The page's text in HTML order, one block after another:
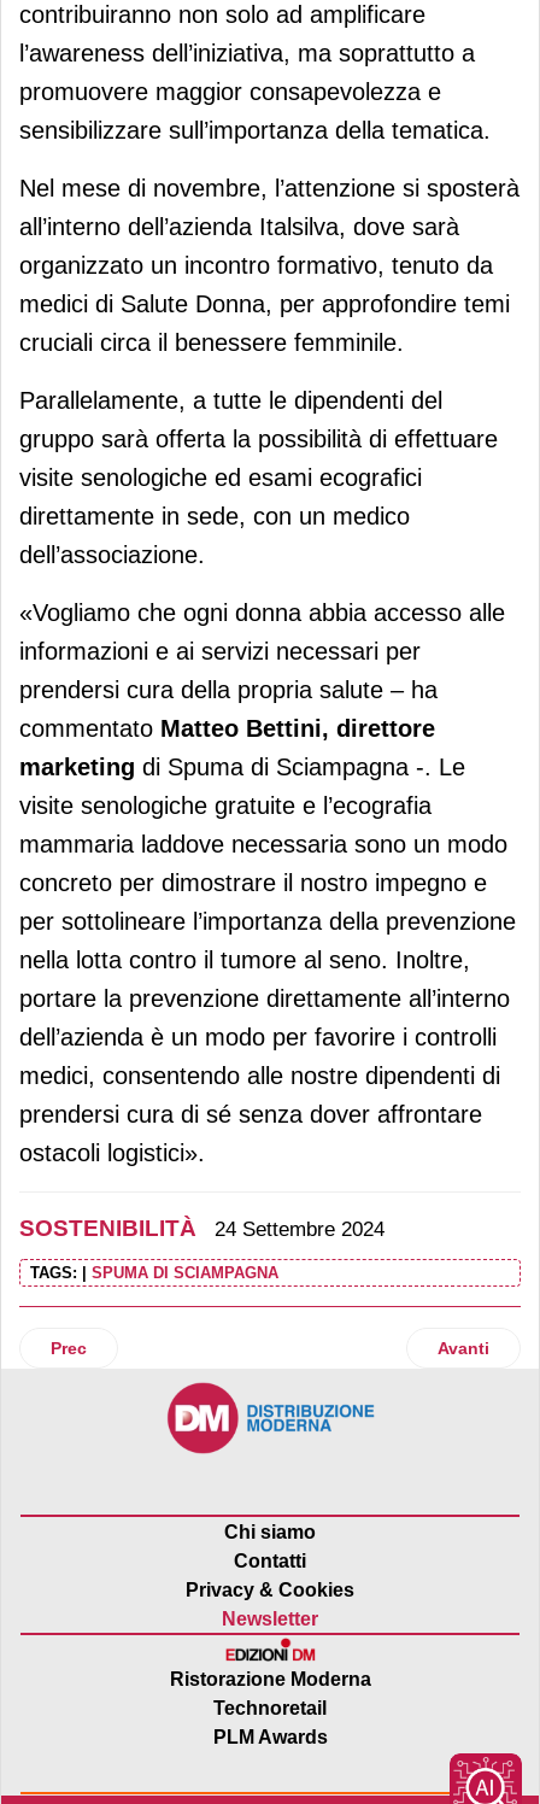
contribuiranno non solo ad amplificare
l’awareness dell’iniziativa, ma soprattutto a
promuovere maggior consapevolezza e
sensibilizzare sull’importanza della tematica.
Nel mese di novembre, l’attenzione si sposterà
all’interno dell’azienda Italsilva, dove sarà
organizzato un incontro formativo, tenuto da
medici di Salute Donna, per approfondire temi
cruciali circa il benessere femminile.
Parallelamente, a tutte le dipendenti del
gruppo sarà offerta la possibilità di effettuare
visite senologiche ed esami ecografici
direttamente in sede, con un medico
dell’associazione.
«Vogliamo che ogni donna abbia accesso alle
informazioni e ai servizi necessari per
prendersi cura della propria salute – ha
commentato Matteo Bettini, direttore
marketing di Spuma di Sciampagna -. Le
visite senologiche gratuite e l’ecografia
mammaria laddove necessaria sono un modo
concreto per dimostrare il nostro impegno e
per sottolineare l’importanza della prevenzione
nella lotta contro il tumore al seno. Inoltre,
portare la prevenzione direttamente all’interno
dell’azienda è un modo per favorire i controlli
medici, consentendo alle nostre dipendenti di
prendersi cura di sé senza dover affrontare
ostacoli logistici».
SOSTENIBILITÀ 24 Settembre 2024
TAGS: SPUMA DI SCIAMPAGNA
Articolo precedente: Parità di genere, Ponti ottiene la
Prec Articolo
Avanti
Chi siamo
Contatti
Privacy & Cookies
Newsletter
Ristorazione Moderna
Technoretail
PLM Awards